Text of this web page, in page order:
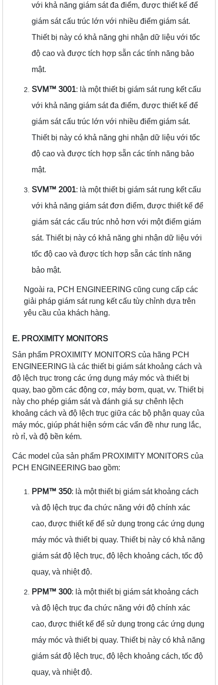
với khả năng giám sát đa điểm, được thiết kế để
giám sát cấu trúc lớn với nhiều điểm giám sát.
Thiết bị này có khả năng ghi nhận dữ liệu với tốc
độ cao và được tích hợp sẵn các tính năng bảo
mật.
SVM™️ 3001: là một thiết bị giám sát rung kết cấu
với khả năng giám sát đa điểm, được thiết kế để
giám sát cấu trúc lớn với nhiều điểm giám sát.
Thiết bị này có khả năng ghi nhận dữ liệu với tốc
độ cao và được tích hợp sẵn các tính năng bảo
mật.
SVM™️ 2001: là một thiết bị giám sát rung kết cấu
với khả năng giám sát đơn điểm, được thiết kế để
giám sát các cấu trúc nhỏ hơn với một điểm giám
sát. Thiết bị này có khả năng ghi nhận dữ liệu với
tốc độ cao và được tích hợp sẵn các tính năng
bảo mật.
Ngoài ra, PCH ENGINEERING cũng cung cấp các
giải pháp giám sát rung kết cấu tùy chỉnh dựa trên
yêu cầu của khách hàng.
E. PROXIMITY MONITORS
Sản phẩm PROXIMITY MONITORS của hãng PCH
ENGINEERING là các thiết bị giám sát khoảng cách và
độ lệch trục trong các ứng dụng máy móc và thiết bị
quay, bao gồm các động cơ, máy bơm, quạt, vv. Thiết bị
này cho phép giám sát và đánh giá sự chênh lệch
khoảng cách và độ lệch trục giữa các bộ phận quay của
máy móc, giúp phát hiện sớm các vấn đề như rung lắc,
rò rỉ, và độ bền kém.
Các model của sản phẩm PROXIMITY MONITORS của
PCH ENGINEERING bao gồm:
PPM™️ 350: là một thiết bị giám sát khoảng cách
và độ lệch trục đa chức năng với độ chính xác
cao, được thiết kế để sử dụng trong các ứng dụng
máy móc và thiết bị quay. Thiết bị này có khả năng
giám sát độ lệch trục, độ lệch khoảng cách, tốc độ
quay, và nhiệt độ.
PPM™️ 300: là một thiết bị giám sát khoảng cách
và độ lệch trục đa chức năng với độ chính xác
cao, được thiết kế để sử dụng trong các ứng dụng
máy móc và thiết bị quay. Thiết bị này có khả năng
giám sát độ lệch trục, độ lệch khoảng cách, tốc độ
quay, và nhiệt độ.